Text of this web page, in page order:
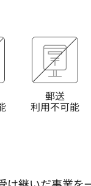
郵送
利用不可能